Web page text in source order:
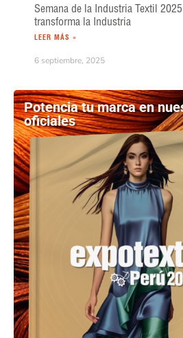
Semana de la Industria Textil
transforma la Industria
LEER MÁS »
6 septiembre, 2025
Potencia tu marca en
oficiales